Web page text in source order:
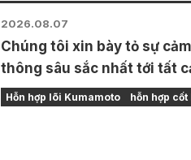
2026.08.07
Chúng tôi xin bày tỏ sự cảm
thông sâu sắc nhất tới tất
những người bị ảnh hưởng
Hỗn hợp lõi Kumamoto hỗn hợp cốt